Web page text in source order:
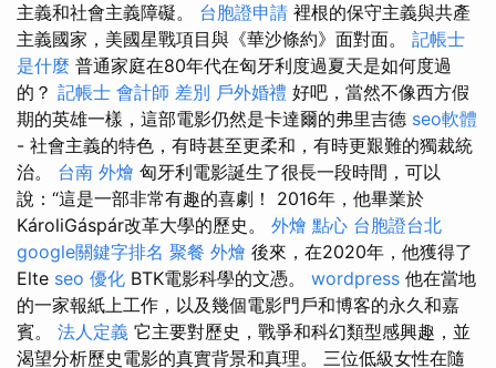
主義和社會主義障礙。 台胞證申請 裡根的保守主義與共產
主義國家，美國星戰項目與《華沙條約》面對面。 記帳士
是什麼 普通家庭在80年代在匈牙利度過夏天是如何度過
的？ 記帳士 會計師 差別 戶外婚禮 好吧，當然不像西方假
期的英雄一樣，這部電影仍然是卡達爾的弗里吉德 seo軟體
- 社會主義的特色，有時甚至更柔和，有時更艱難的獨裁統
治。 台南 外燴 匈牙利電影誕生了很長一段時間，可以
說：“這是一部非常有趣的喜劇！ 2016年，他畢業於
KároliGáspár改革大學的歷史。 外燴 點心 台胞證台北
google關鍵字排名 聚餐 外燴 後來，在2020年，他獲得了
Elte seo 優化 BTK電影科學的文憑。 wordpress 他在當地
的一家報紙上工作，以及幾個電影門戶和博客的永久和嘉
賓。 法人定義 它主要對歷史，戰爭和科幻類型感興趣，並
渴望分析歷史電影的真實背景和真理。 三位低級女性在隨